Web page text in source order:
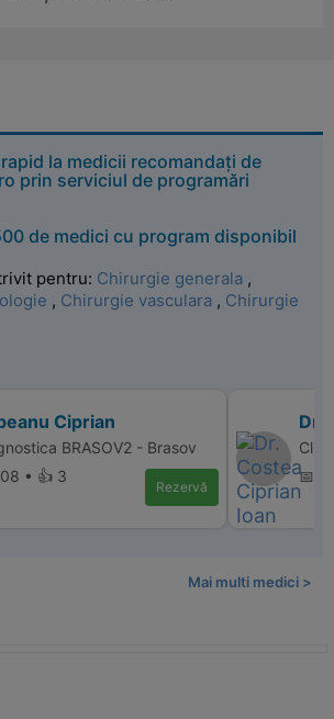
la medicii recomandați de
prin serviciul de programări
de medici cu program disponibil
pentru: Chirurgie generala ,
, Chirurgie vasculara , Chirurgie
Ciprian
BRASOV2 - Brasov
• 👍 3
Rezervă
Dr.
📅
Mai multi medici >